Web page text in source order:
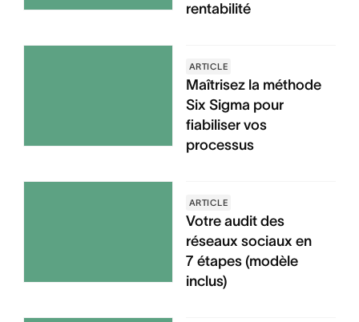
rentabilité
ARTICLE
Maîtrisez la méthode
Six Sigma pour
fiabiliser vos
processus
ARTICLE
Votre audit des
réseaux sociaux en
7 étapes (modèle
inclus)